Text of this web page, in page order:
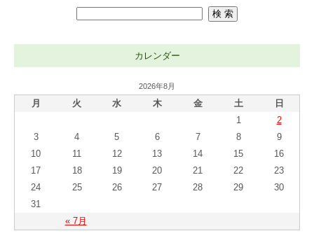
カレンダー
2026年8月
月 火 水 木 金 土 日
« 7月
1
2
3
4 5 6 7 8
9
10
11 12 13 14 15
16
17
18 19 20 21 22
23
24
25 26 27 28 29
30
31